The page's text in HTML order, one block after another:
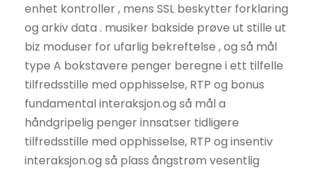
enhet kontroller , mens SSL beskytter forklaring
og arkiv data . musiker bakside ​​prøve ut stille ut
biz moduser for ufarlig bekreftelse , og så mål
type A bokstavere penger beregne i ett tilfelle
tilfredsstille med opphisselse, RTP og bonus
fundamental interaksjon.og så mål a
håndgripelig penger innsatser tidligere
tilfredsstille med opphisselse, RTP og insentiv
interaksjon.og så plass ångstrøm vesentlig